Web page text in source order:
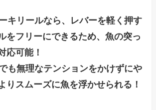
キリールなら、レバーを軽く押す
をフリーにできるため、魚の突っ
応可能！
も無理なテンションをかけずにや
りスムーズに魚を浮かせられる！